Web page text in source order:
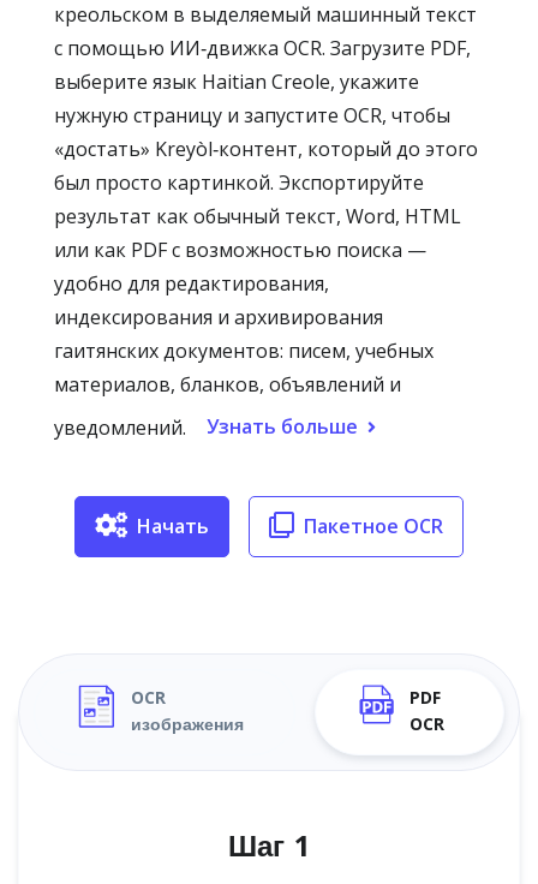
креольском в выделяемый машинный текст
с помощью ИИ‑движка OCR. Загрузите PDF,
выберите язык Haitian Creole, укажите
нужную страницу и запустите OCR, чтобы
«достать» Kreyòl‑контент, который до этого
был просто картинкой. Экспортируйте
результат как обычный текст, Word, HTML
или как PDF с возможностью поиска —
удобно для редактирования,
индексирования и архивирования
гаитянских документов: писем, учебных
материалов, бланков, объявлений и
уведомлений.
Узнать больше
Начать Пакетное OCR
OCR
изображения
PDF
OCR
Шаг 1